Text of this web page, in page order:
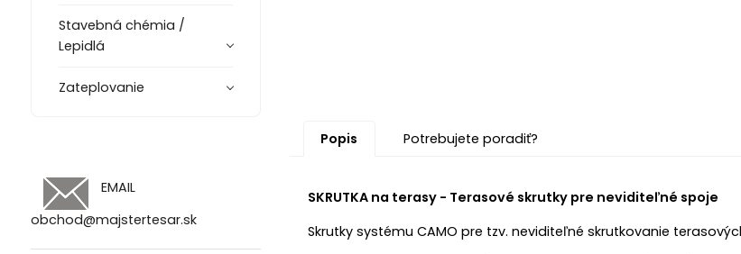
Stavebná chémia /
Lepidlá
Zateplovanie
EMAIL
obchod@majstertesar.sk
Popis Potrebujete poradiť?
SKRUTKA na terasy - Terasové skrutky pre neviditeľné spoje
Skrutky systému CAMO pre tzv. neviditeľné skrutkovanie